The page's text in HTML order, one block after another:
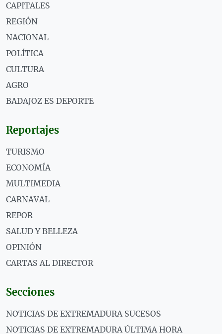
CAPITALES
REGIÓN
NACIONAL
POLÍTICA
CULTURA
AGRO
BADAJOZ ES DEPORTE
Reportajes
TURISMO
ECONOMÍA
MULTIMEDIA
CARNAVAL
REPOR
SALUD Y BELLEZA
OPINIÓN
CARTAS AL DIRECTOR
Secciones
NOTICIAS DE EXTREMADURA SUCESOS
NOTICIAS DE EXTREMADURA ÚLTIMA HORA